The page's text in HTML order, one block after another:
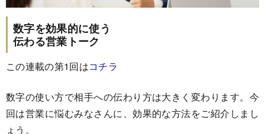
数字を効果的に使う
伝わる営業トーク
この連載の第1回はコチラ
数字の使い方で相手への伝わり方は大きく変わります。今
回は営業に悩むみなさんに、効果的な方法をご紹介しまし
ょう。